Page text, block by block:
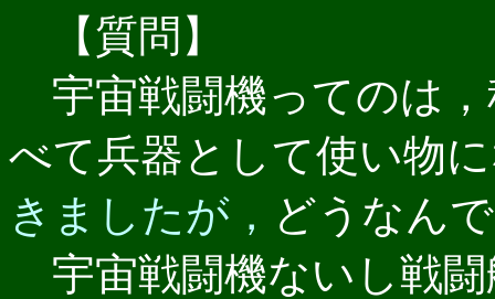
【質問】
宇宙戦闘機ってのは，
べて兵器として使い物
きましたが， どうなん
宇宙戦闘機ないし戦闘